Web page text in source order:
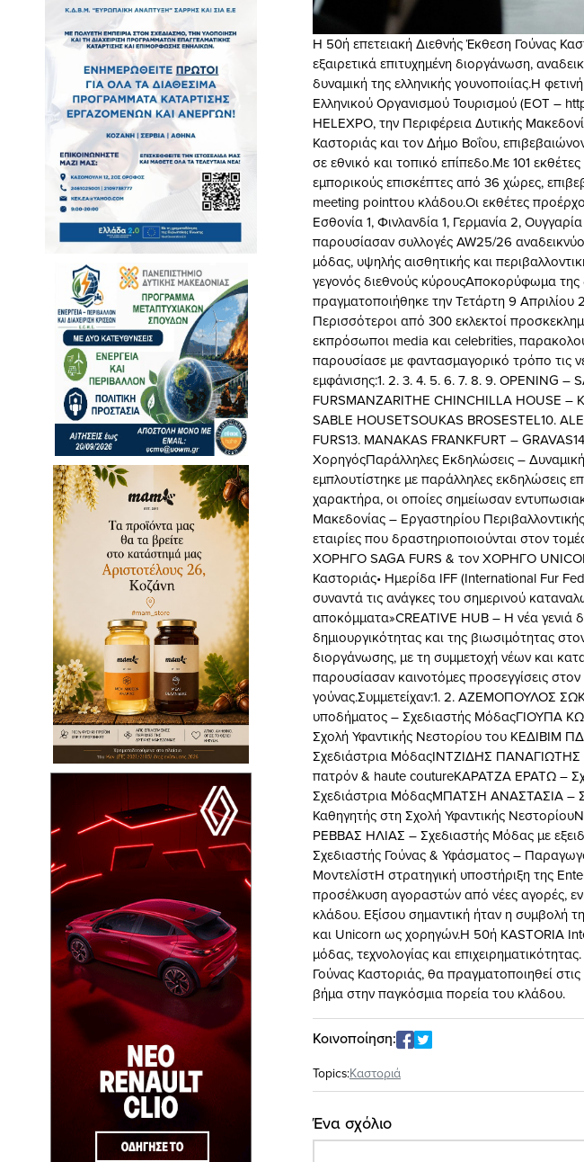
Η 50ή επετειακή Διεθνής Έκθεση Γούνας
εξαιρετικά επιτυχημένη διοργάνωση,
δυναμική της ελληνικής γουνοποιίας.Η
Ελληνικού Οργανισμού Τουρισμού (ΕΟΤ –
HELEXPO, την Περιφέρεια Δυτικής
Καστοριάς και τον Δήμο Βοΐου,
σε εθνικό και τοπικό επίπεδο.Με 101
εμπορικούς επισκέπτες από 36 χώρες,
meeting pointτου κλάδου.Οι εκθέτες
Εσθονία 1, Φινλανδία 1, Γερμανία 2,
παρουσίασαν συλλογές AW25/26
μόδας, υψηλής αισθητικής και
γεγονός διεθνούς κύρουςΑποκορύφωμα
πραγματοποιήθηκε την Τετάρτη 9
Περισσότεροι από 300 εκλεκτοί
εκπρόσωποι media και celebrities,
παρουσίασε με φαντασμαγορικό τρόπο τις
εμφάνισης:1. 2. 3. 4. 5. 6. 7. 8. 9. OPENING –
FURSMANZARITHE CHINCHILLA HOUSE –
SABLE HOUSETSOUKAS BROSESTEL10.
FURS13. MANAKAS FRANKFURT –
ΧορηγόςΠαράλληλες Εκδηλώσεις –
εμπλουτίστηκε με παράλληλες εκδηλώσεις
χαρακτήρα, οι οποίες σημείωσαν
Μακεδονίας – Εργαστηρίου
εταιρίες που δραστηριοποιούνται στον
ΧΟΡΗΓΟ SAGA FURS & τον ΧΟΡΗΓΟ
Καστοριάς• Ημερίδα IFF (International Fur
συναντά τις ανάγκες του σημερινού
αποκόμματα»CREATIVE HUB – Η νέα γενιά
δημιουργικότητας και της βιωσιμότητας
διοργάνωσης, με τη συμμετοχή νέων και
παρουσίασαν καινοτόμες προσεγγίσεις
γούνας.Συμμετείχαν:1. 2. ΑΖΕΜΟΠΟΥΛΟΣ
υποδήματος – Σχεδιαστής ΜόδαςΓΙΟΥΠΑ
Σχολή Υφαντικής Νεστορίου του ΚΕΔΙΒΙΜ
Σχεδιάστρια ΜόδαςΙΝΤΖΙΔΗΣ ΠΑΝΑΓΙΩΤΗΣ
πατρόν & haute coutureΚΑΡΑΤΖΑ ΕΡΑΤΩ –
Σχεδιάστρια ΜόδαςΜΠΑΤΣΗ ΑΝΑΣΤΑΣΙΑ
Καθηγητής στη Σχολή Υφαντικής
ΡΕΒΒΑΣ ΗΛΙΑΣ – Σχεδιαστής Μόδας με
Σχεδιαστής Γούνας & Υφάσματος –
ΜοντελίστΗ στρατηγική υποστήριξη της
προσέλκυση αγοραστών από νέες αγορές,
κλάδου. Εξίσου σημαντική ήταν η συμβολή
και Unicorn ως χορηγών.Η 50ή KASTORIA
μόδας, τεχνολογίας και
Γούνας Καστοριάς, θα πραγματοποιηθεί
βήμα στην παγκόσμια πορεία του κλάδου.
Κοινοποίηση:
Topics:Καστοριά
Ένα σχόλιο